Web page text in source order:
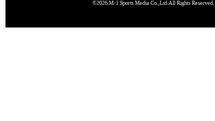
©2026.M-1 Sports Media Co.,Ltd.All Rights Reserved.